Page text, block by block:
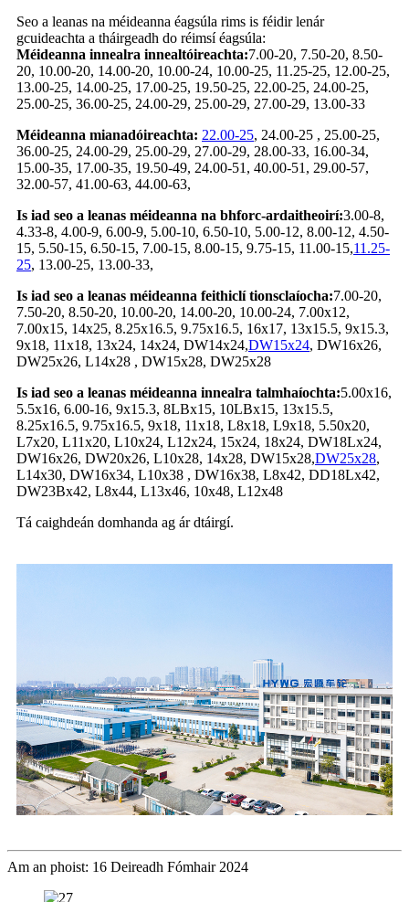
Seo a leanas na méideanna éagsúla rims is féidir lenár
gcuideachta a tháirgeadh do réimsí éagsúla:
Méideanna innealra innealtóireachta:7.00-20, 7.50-20, 8.50-
20, 10.00-20, 14.00-20, 10.00-24, 10.00-25, 11.25-25, 12.00-25,
13.00-25, 14.00-25, 17.00-25, 19.50-25, 22.00-25, 24.00-25,
25.00-25, 36.00-25, 24.00-29, 25.00-29, 27.00-29, 13.00-33
Méideanna mianadóireachta: 22.00-25, 24.00-25 , 25.00-25,
36.00-25, 24.00-29, 25.00-29, 27.00-29, 28.00-33, 16.00-34,
15.00-35, 17.00-35, 19.50-49, 24.00-51, 40.00-51, 29.00-57,
32.00-57, 41.00-63, 44.00-63,
Is iad seo a leanas méideanna na bhforc-ardaitheoirí:3.00-8,
4.33-8, 4.00-9, 6.00-9, 5.00-10, 6.50-10, 5.00-12, 8.00-12, 4.50-
15, 5.50-15, 6.50-15, 7.00-15, 8.00-15, 9.75-15, 11.00-15,11.25-
25, 13.00-25, 13.00-33,
Is iad seo a leanas méideanna feithiclí tionsclaíocha:7.00-20,
7.50-20, 8.50-20, 10.00-20, 14.00-20, 10.00-24, 7.00x12,
7.00x15, 14x25, 8.25x16.5, 9.75x16.5, 16x17, 13x15.5, 9x15.3,
9x18, 11x18, 13x24, 14x24, DW14x24,DW15x24, DW16x26,
DW25x26, L14x28 , DW15x28, DW25x28
Is iad seo a leanas méideanna innealra talmhaíochta:5.00x16,
5.5x16, 6.00-16, 9x15.3, 8LBx15, 10LBx15, 13x15.5,
8.25x16.5, 9.75x16.5, 9x18, 11x18, L8x18, L9x18, 5.50x20,
L7x20, L11x20, L10x24, L12x24, 15x24, 18x24, DW18Lx24,
DW16x26, DW20x26, L10x28, 14x28, DW15x28,DW25x28,
L14x30, DW16x34, L10x38 , DW16x38, L8x42, DD18Lx42,
DW23Bx42, L8x44, L13x46, 10x48, L12x48
Tá caighdeán domhanda ag ár dtáirgí.
Am an phoist: 16 Deireadh Fómhair 2024